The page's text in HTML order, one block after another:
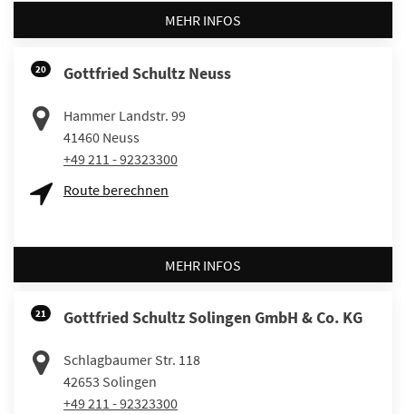
MEHR INFOS
20 Gottfried Schultz Neuss
Hammer Landstr. 99
41460 Neuss
+49 211 - 92323300
Route berechnen
MEHR INFOS
21 Gottfried Schultz Solingen GmbH & Co. KG
Schlagbaumer Str. 118
42653 Solingen
+49 211 - 92323300